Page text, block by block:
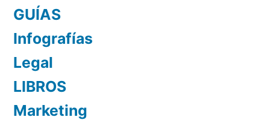
GUÍAS
Infografías
Legal
LIBROS
Marketing